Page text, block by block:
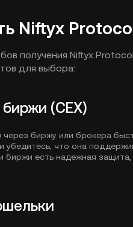
Niftyx
получения Niftyx
для выбора:
(CEX)
через биржу или брокера
что она
биржи есть надежная